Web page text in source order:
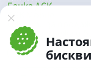
Банка ДСК
DSK Mobile
Оферти за
Клонова мрежа и
До